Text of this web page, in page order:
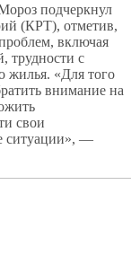
подчеркнул
(КРТ), отметив,
включая
трудности с
жилья. «Для того
внимание на
свои
ситуации», —